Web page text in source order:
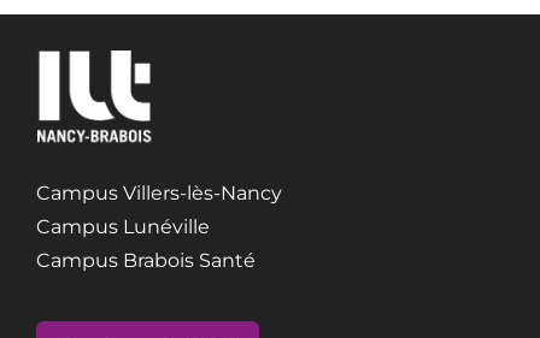
Campus Villers-lès-Nancy
Campus Lunéville
Campus Brabois Santé